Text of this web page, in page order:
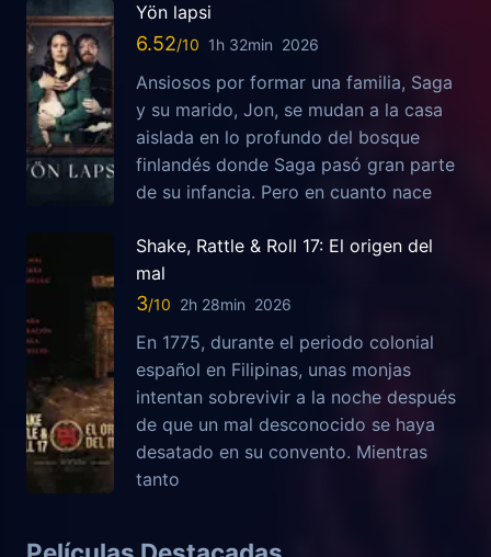
Yön lapsi
6.52 1h 32min 2026
Ansiosos por formar una familia, Saga
y su marido, Jon, se mudan a la casa
aislada en lo profundo del bosque
finlandés donde Saga pasó gran parte
de su infancia. Pero en cuanto nace
Shake, Rattle & Roll 17: El origen del
mal
3 2h 28min 2026
En 1775, durante el periodo colonial
español en Filipinas, unas monjas
intentan sobrevivir a la noche después
de que un mal desconocido se haya
desatado en su convento. Mientras
tanto